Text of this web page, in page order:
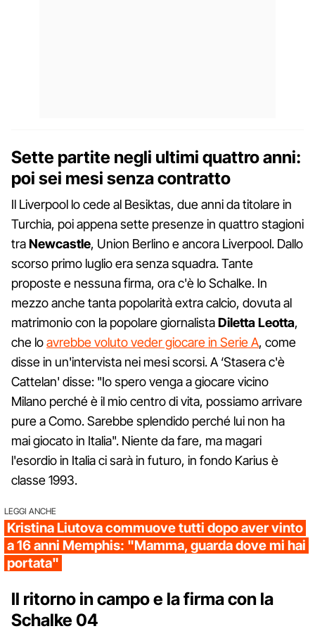
Sette partite negli ultimi quattro anni:
poi sei mesi senza contratto
Il Liverpool lo cede al Besiktas, due anni da titolare in
Turchia, poi appena sette presenze in quattro stagioni
traNewcastle, Union Berlino e ancora Liverpool. Dallo
scorso primo luglio era senza squadra. Tante
proposte e nessuna firma, ora c'è lo Schalke. In
mezzo anche tanta popolarità extra calcio, dovuta al
matrimonio con la popolare giornalistaDiletta Leotta,
che loavrebbe voluto veder giocare in Serie A, come
disse in un'intervista nei mesi scorsi. A ‘Stasera c'è
Cattelan' disse: "Io spero venga a giocare vicino
Milano perché è il mio centro di vita, possiamo arrivare
pure a Como. Sarebbe splendido perché lui non ha
mai giocato in Italia". Niente da fare, ma magari
l'esordio in Italia ci sarà in futuro, in fondo Karius è
classe 1993.
LEGGI ANCHE
Kristina Liutova commuove tutti dopo aver vinto
a 16 anni Memphis: "Mamma, guarda dove mi hai
portata"
Il ritorno in campo e la firma con la
Schalke 04